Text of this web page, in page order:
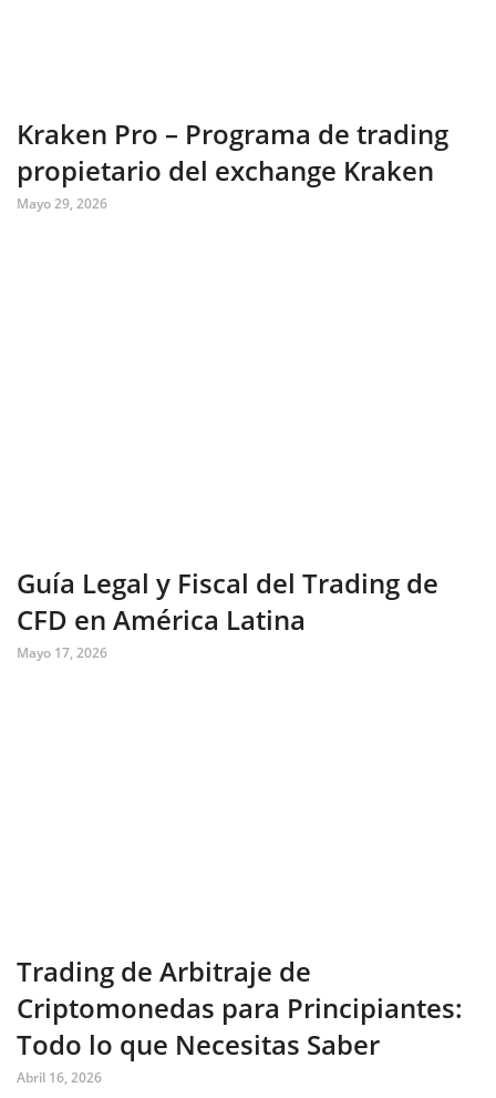
Kraken Pro – Programa de trading
propietario del exchange Kraken
Mayo 29, 2026
Guía Legal y Fiscal del Trading de
CFD en América Latina
Mayo 17, 2026
Trading de Arbitraje de
Criptomonedas para Principiantes:
Todo lo que Necesitas Saber
Abril 16, 2026